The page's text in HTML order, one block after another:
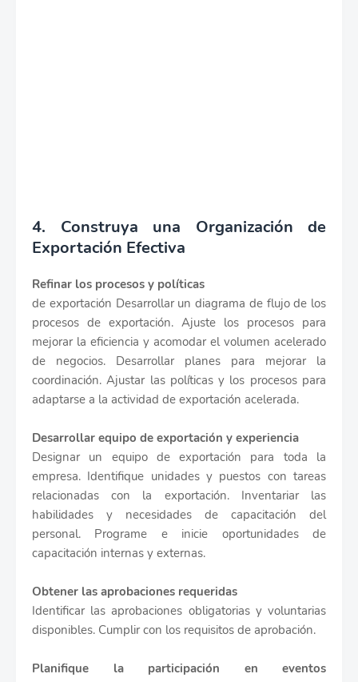
4. Construya una Organización de
Exportación Efectiva
Refinar los procesos y políticas
de exportación Desarrollar un diagrama de flujo de los
procesos de exportación. Ajuste los procesos para
mejorar la eficiencia y acomodar el volumen acelerado
de negocios. Desarrollar planes para mejorar la
coordinación. Ajustar las políticas y los procesos para
adaptarse a la actividad de exportación acelerada.
Desarrollar equipo de exportación y experiencia
Designar un equipo de exportación para toda la
empresa. Identifique unidades y puestos con tareas
relacionadas con la exportación. Inventariar las
habilidades y necesidades de capacitación del
personal. Programe e inicie oportunidades de
capacitación internas y externas.
Obtener las aprobaciones requeridas
Identificar las aprobaciones obligatorias y voluntarias
disponibles. Cumplir con los requisitos de aprobación.
Planifique la participación en eventos